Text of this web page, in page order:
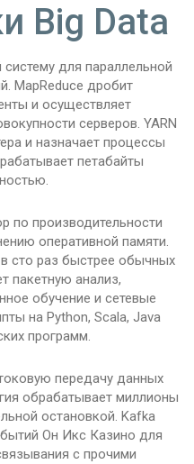
Big Data
для параллельной
MapReduce дробит
и осуществляет
серверов. YARN
и назначает процессы
петабайты
по производительности
оперативной памяти.
сто раз быстрее обычных
пакетную анализ,
обучение и сетевые
на Python, Scala, Java
программ.
передачу данных
обрабатывает миллионы
остановкой. Kafka
Он Икс Казино для
с прочими